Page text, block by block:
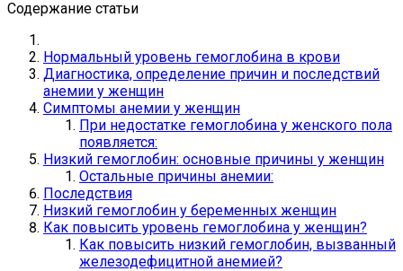
Содержание статьи
Нормальный уровень гемоглобина в крови
Диагностика, определение причин и последствий
анемии у женщин
Симптомы анемии у женщин
При недостатке гемоглобина у женского пола
появляется:
Низкий гемоглобин: основные причины у женщин
Остальные причины анемии:
Последствия
Низкий гемоглобин у беременных женщин
Как повысить уровень гемоглобина у женщин?
Как повысить низкий гемоглобин, вызванный
железодефицитной анемией?